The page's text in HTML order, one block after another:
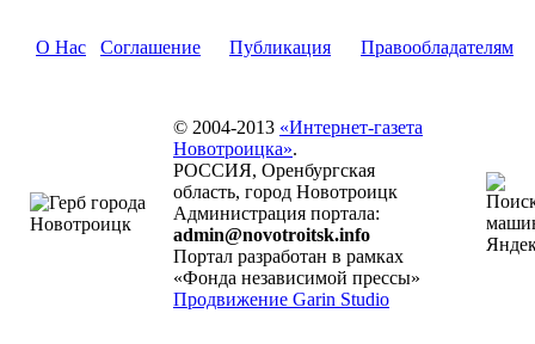
О Нас Соглашение Публикация Правообладателям
© 2004-2013 «Интернет-газета
Новотроицка».
РОССИЯ, Оренбургская
область, город Новотроицк
Администрация портала:
admin@novotroitsk.info
Портал разработан в рамках
«Фонда независимой прессы»
Продвижение Garin Studio